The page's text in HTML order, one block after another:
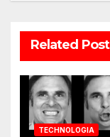
Related Post
TECHNOLOGIA